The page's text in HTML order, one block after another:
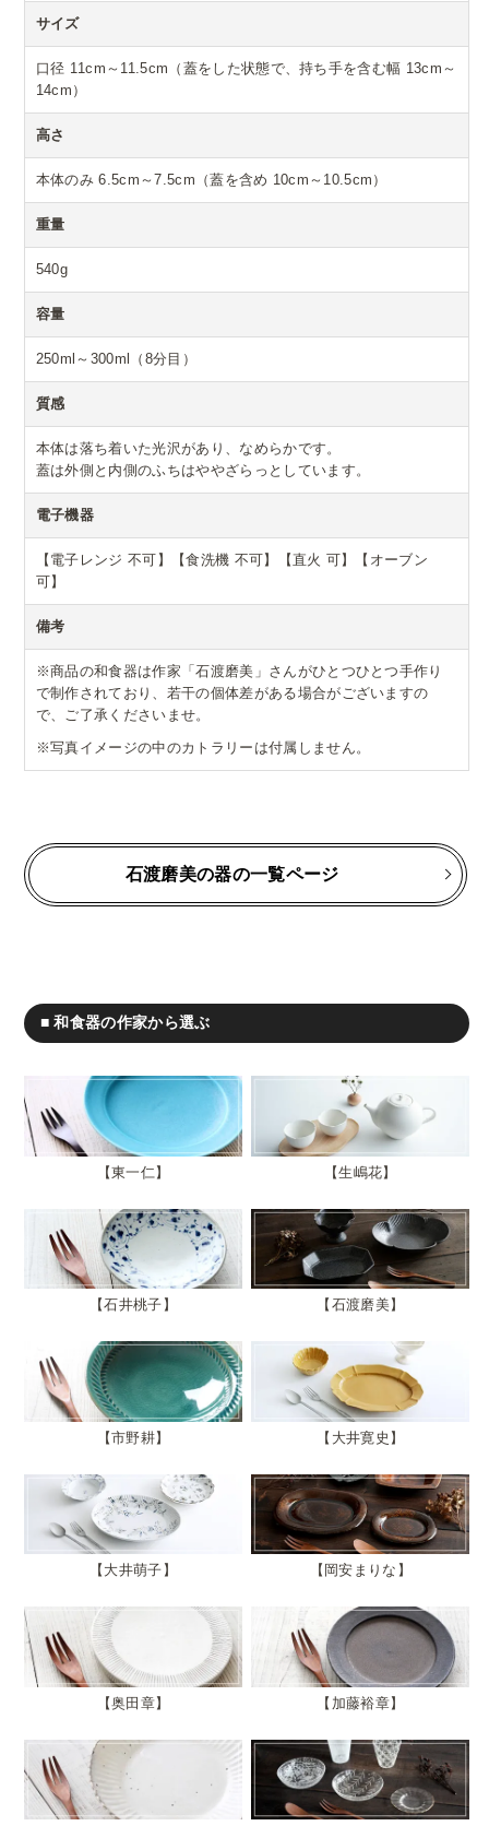
サイズ
口径 11cm～11.5cm（蓋をした状態で、持ち手を含む幅 13cm～
14cm）
高さ
本体のみ 6.5cm～7.5cm（蓋を含め 10cm～10.5cm）
重量
540g
容量
250ml～300ml（8分目）
質感
本体は落ち着いた光沢があり、なめらかです。
蓋は外側と内側のふちはややざらっとしています。
電子機器
【電子レンジ 不可】【食洗機 不可】【直火 可】【オーブン
可】
備考
※商品の和食器は作家「石渡磨美」さんがひとつひとつ手作り
で制作されており、若干の個体差がある場合がございますの
で、ご了承くださいませ。
※写真イメージの中のカトラリーは付属しません。
石渡磨美の器の一覧ページ
■ 和食器の作家から選ぶ
東一仁 生嶋花
石井桃子 石渡磨美
市野耕 大井寛史
大井萌子 岡安まりな
奥田章 加藤裕章